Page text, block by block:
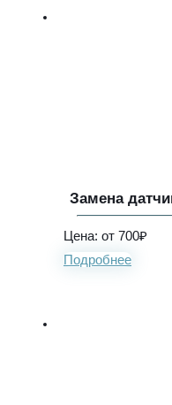
Замена
Цена: от 700₽
Подробнее